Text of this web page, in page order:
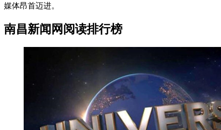
媒体昂首迈进。
南昌新闻网阅读排行榜